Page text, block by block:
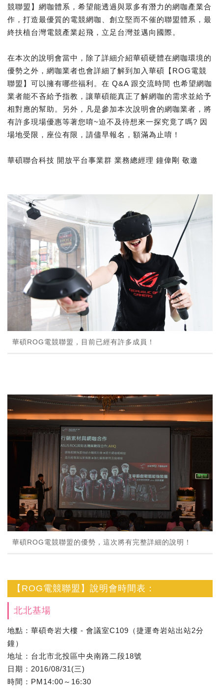
競聯盟】網咖體系，希望能透過與眾多有潛力的網咖產業合
作，打造最優質的電競網咖、創立堅而不催的聯盟體系，最
終扶植台灣電競產業起飛，立足台灣並邁向國際。
在本次的說明會當中，除了詳細介紹華碩硬體在網咖環境的
優勢之外，網咖業者也會詳細了解到加入華碩【ROG電競
聯盟】可以擁有哪些福利。在 Q&A 跟交流時間 也希望網咖
業者能不吝給予指教，讓華碩能真正了解網咖的需求並給予
相對應的幫助。另外，凡是參加本次說明會的網咖業者，將
有許多現場優惠等著您唷~迫不及待想來一探究竟了嗎? 因
場地受限，座位有限，請儘早報名，額滿為止唷！
華碩聯合科技 開放平台事業群 業務總經理 鐘偉剛 敬邀
華碩ROG電競聯盟，目前已經有許多成員！
華碩ROG電競聯盟的優勢，這次將有完整詳細的說明！
【ROG電競聯盟】說明會時間表：
北北基場
地點：華碩奇岩大樓 - 會議室C109（捷運奇岩站出站2分
鐘）
地址：台北市北投區中央南路二段18號
日期：2016/08/31(三)
時間：PM14:00～16:30